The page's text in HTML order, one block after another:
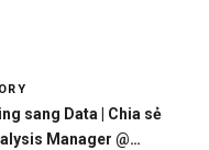
Data | Chia sẻ
Manager @